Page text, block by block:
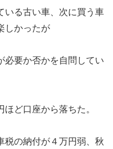
いる古い車、次に買う車
しかったが
必要か否かを自問してい
ど口座から落ちた。
税の納付が４万円弱、秋